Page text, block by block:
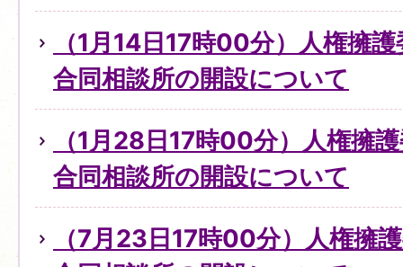
（1月14日17時00分）人権擁
合同相談所の開設について
（1月28日17時00分）人権擁
合同相談所の開設について
（7月23日17時00分）人権擁